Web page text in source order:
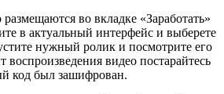
во вкладке «Заработать»
в актуальный интерфейс и выберете
нужный ролик и посмотрите его
видео постарайтесь
код был зашифрован.